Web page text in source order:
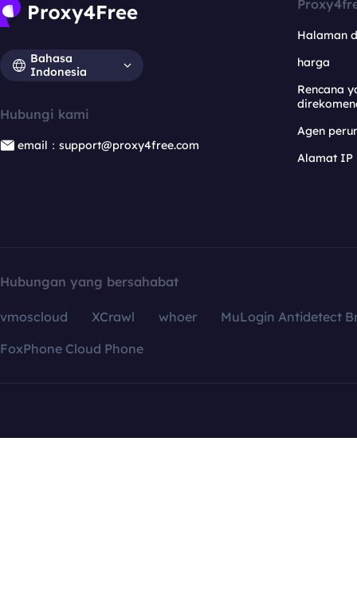
Bahasa
Indonesia
Hubungi kami
email：support@proxy4free.com
Halaman
harga
Rencana
Agen
Alamat IP
Hubungan yang bersahabat
vmoscloud XCrawl whoer
MuLogin Antidetect
FoxPhone Cloud Phone